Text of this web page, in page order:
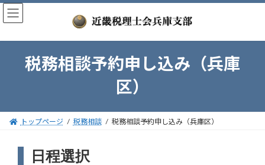
コ
ン
ナ
ビ
税務相談予約申し込み（兵庫
区）
トップページ 税務相談 税務相談予約申し込み（兵庫区）
日程選択